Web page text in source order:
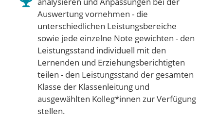
Auswertung vornehmen - die
unterschiedlichen Leistungsbereiche
sowie jede einzelne Note gewichten - den
Leistungsstand individuell mit den
Lernenden und Erziehungsberichtigten
teilen - den Leistungsstand der gesamten
Klasse der Klassenleitung und
ausgewählten Kolleg*innen zur Verfügung
stellen.